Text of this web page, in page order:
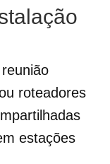
roteadores
estações